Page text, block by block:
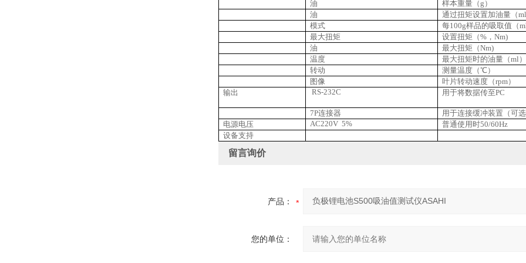
油
样本重量（g）
油
通过扭矩设置加油量（
模式
每100g样品的吸取值（
最大扭矩
设置扭矩（%，Nm)
油
最大扭矩（Nm)
温度
最大扭矩时的油量（ml）
转动
测量温度（℃）
图像
叶片转动速度（rpm）
输出
RS-232C 用于将数据传至PC
7P连接器
用于连接缓冲装置（可选
电源电压
AC220V 5%
普通使用时50/60Hz
设备支持
留言询价
产品：
您的单位：